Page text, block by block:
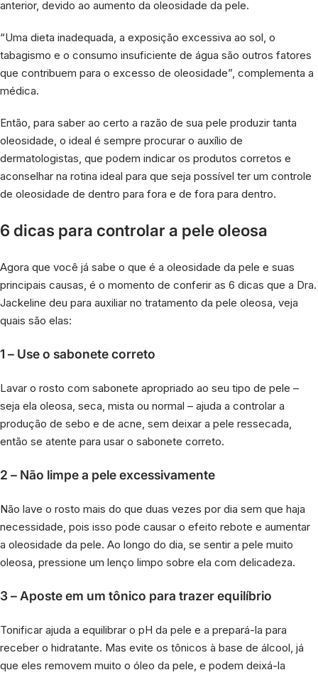
anterior, devido ao aumento da oleosidade da pele.
“Uma dieta inadequada, a exposição excessiva ao sol, o
tabagismo e o consumo insuficiente de água são outros fatores
que contribuem para o excesso de oleosidade”, complementa a
médica.
Então, para saber ao certo a razão de sua pele produzir tanta
oleosidade, o ideal é sempre procurar o auxílio de
dermatologistas, que podem indicar os produtos corretos e
aconselhar na rotina ideal para que seja possível ter um controle
de oleosidade de dentro para fora e de fora para dentro.
6 dicas para controlar a pele oleosa
Agora que você já sabe o que é a oleosidade da pele e suas
principais causas, é o momento de conferir as 6 dicas que a Dra.
Jackeline deu para auxiliar no tratamento da pele oleosa, veja
quais são elas:
1 – Use o sabonete correto
Lavar o rosto com sabonete apropriado ao seu tipo de pele –
seja ela oleosa, seca, mista ou normal – ajuda a controlar a
produção de sebo e de acne, sem deixar a pele ressecada,
então se atente para usar o sabonete correto.
2 – Não limpe a pele excessivamente
Não lave o rosto mais do que duas vezes por dia sem que haja
necessidade, pois isso pode causar o efeito rebote e aumentar
a oleosidade da pele. Ao longo do dia, se sentir a pele muito
oleosa, pressione um lenço limpo sobre ela com delicadeza.
3 – Aposte em um tônico para trazer equilíbrio
Tonificar ajuda a equilibrar o pH da pele e a prepará-la para
receber o hidratante. Mas evite os tônicos à base de álcool, já
que eles removem muito o óleo da pele, e podem deixá-la